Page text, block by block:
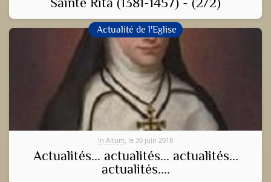
Actualité de l'Eglise
In Altum, le 30 juin 2018
Actualités... actualités... actualités...
actualités....